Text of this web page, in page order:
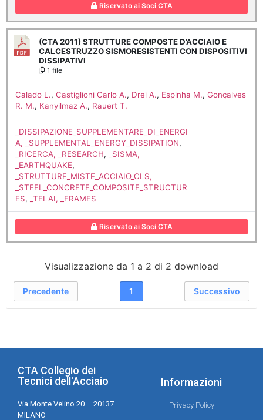
Riservato ai Soci CTA
(CTA 2011) STRUTTURE COMPOSTE D’ACCIAIO E
CALCESTRUZZO SISMORESISTENTI CON DISPOSITIVI
DISSIPATIVI
1 file
Calado L., Castiglioni Carlo A., Drei A., Espinha M., Gonçalves
R. M., Kanyilmaz A., Rauert T.
_DISSIPAZIONE_SUPPLEMENTARE_DI_ENERGI
A, _SUPPLEMENTAL_ENERGY_DISSIPATION,
_RICERCA, _RESEARCH,
_SISMA,
_EARTHQUAKE,
_STRUTTURE_MISTE_ACCIAIO_CLS,
_STEEL_CONCRETE_COMPOSITE_STRUCTUR
ES, _TELAI, _FRAMES
Riservato ai Soci CTA
Visualizzazione da 1 a 2 di 2 download
Precedente 1 Successivo
CTA Collegio dei
Tecnici dell'Acciaio
Via Monte Velino 20 – 20137
MILANO
Informazioni
Privacy Policy